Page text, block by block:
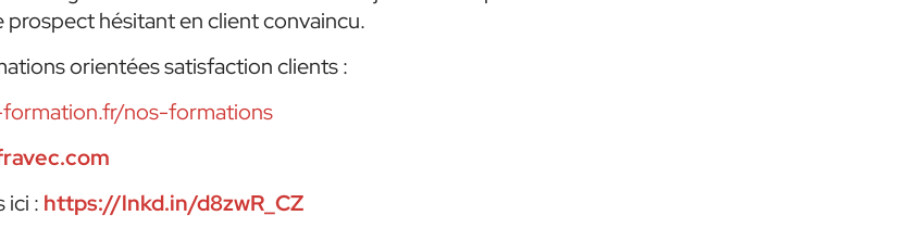
hésitant en client convaincu.
orientées satisfaction clients :
nos-formations
ici : https://lnkd.in/d8zwR_CZ